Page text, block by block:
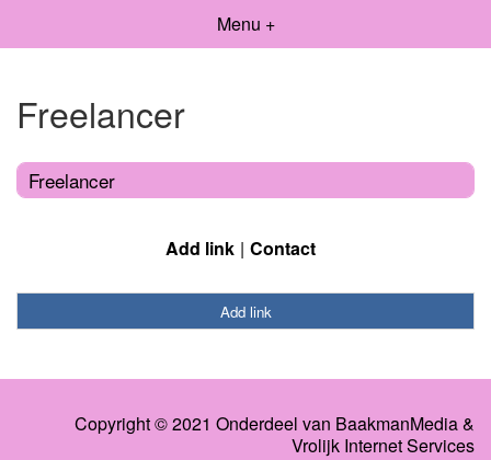
Menu +
Freelancer
Freelancer
Add link Contact
Add link
Copyright © 2021 Onderdeel van BaakmanMedia&
Vrolijk Internet Services